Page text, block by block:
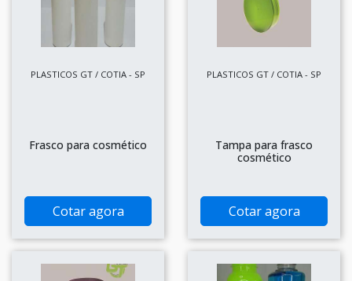
PLASTICOS GT / COTIA - SP
Frasco para cosmético
Cotar agora
PLASTICOS GT / COTIA - SP
Tampa para frasco
cosmético
Cotar agora